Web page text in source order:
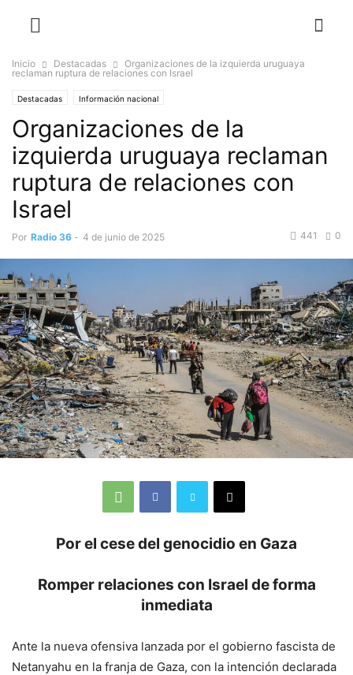
Inicio Destacadas
Organizaciones de la izquierda uruguaya
reclaman ruptura de relaciones con Israel
Destacadas Información nacional
Organizaciones de la
izquierda uruguaya reclaman
ruptura de relaciones con
Israel
Por Radio 36 - 4 de junio de 2025 0
441
Por el cese del genocidio en Gaza
Romper relaciones con Israel de forma
inmediata
Ante la nueva ofensiva lanzada por el gobierno fascista de
Netanyahu en la franja de Gaza, con la intención declarada